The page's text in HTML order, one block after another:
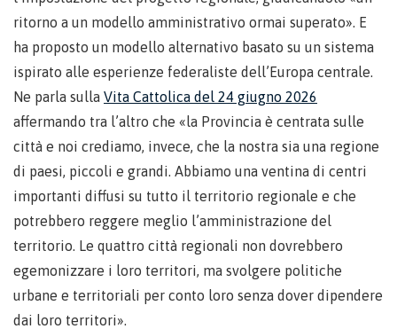
ritorno a un modello amministrativo ormai superato». E
ha proposto un modello alternativo basato su un sistema
ispirato alle esperienze federaliste dell’Europa centrale.
Ne parla sulla Vita Cattolica del 24 giugno 2026
affermando tra l’altro che «la Provincia è centrata sulle
città e noi crediamo, invece, che la nostra sia una regione
di paesi, piccoli e grandi. Abbiamo una ventina di centri
importanti diffusi su tutto il territorio regionale e che
potrebbero reggere meglio l’amministrazione del
territorio. Le quattro città regionali non dovrebbero
egemonizzare i loro territori, ma svolgere politiche
urbane e territoriali per conto loro senza dover dipendere
dai loro territori».